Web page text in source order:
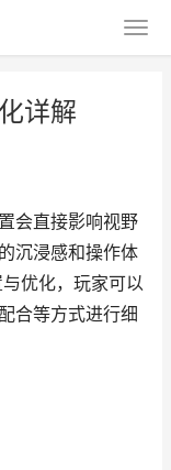
详解
会直接影响视野
沉浸感和操作体
优化，玩家可以
合等方式进行细